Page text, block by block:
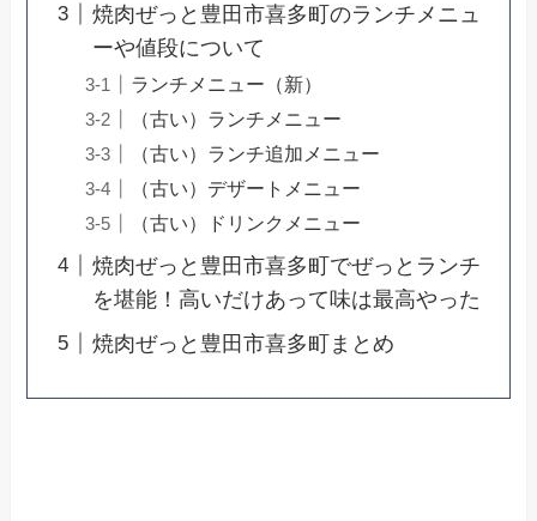
焼肉ぜっと豊田市喜多町のランチメニュ
ーや値段について
ランチメニュー（新）
（古い）ランチメニュー
（古い）ランチ追加メニュー
（古い）デザートメニュー
（古い）ドリンクメニュー
焼肉ぜっと豊田市喜多町でぜっとランチ
を堪能！高いだけあって味は最高やった
焼肉ぜっと豊田市喜多町まとめ